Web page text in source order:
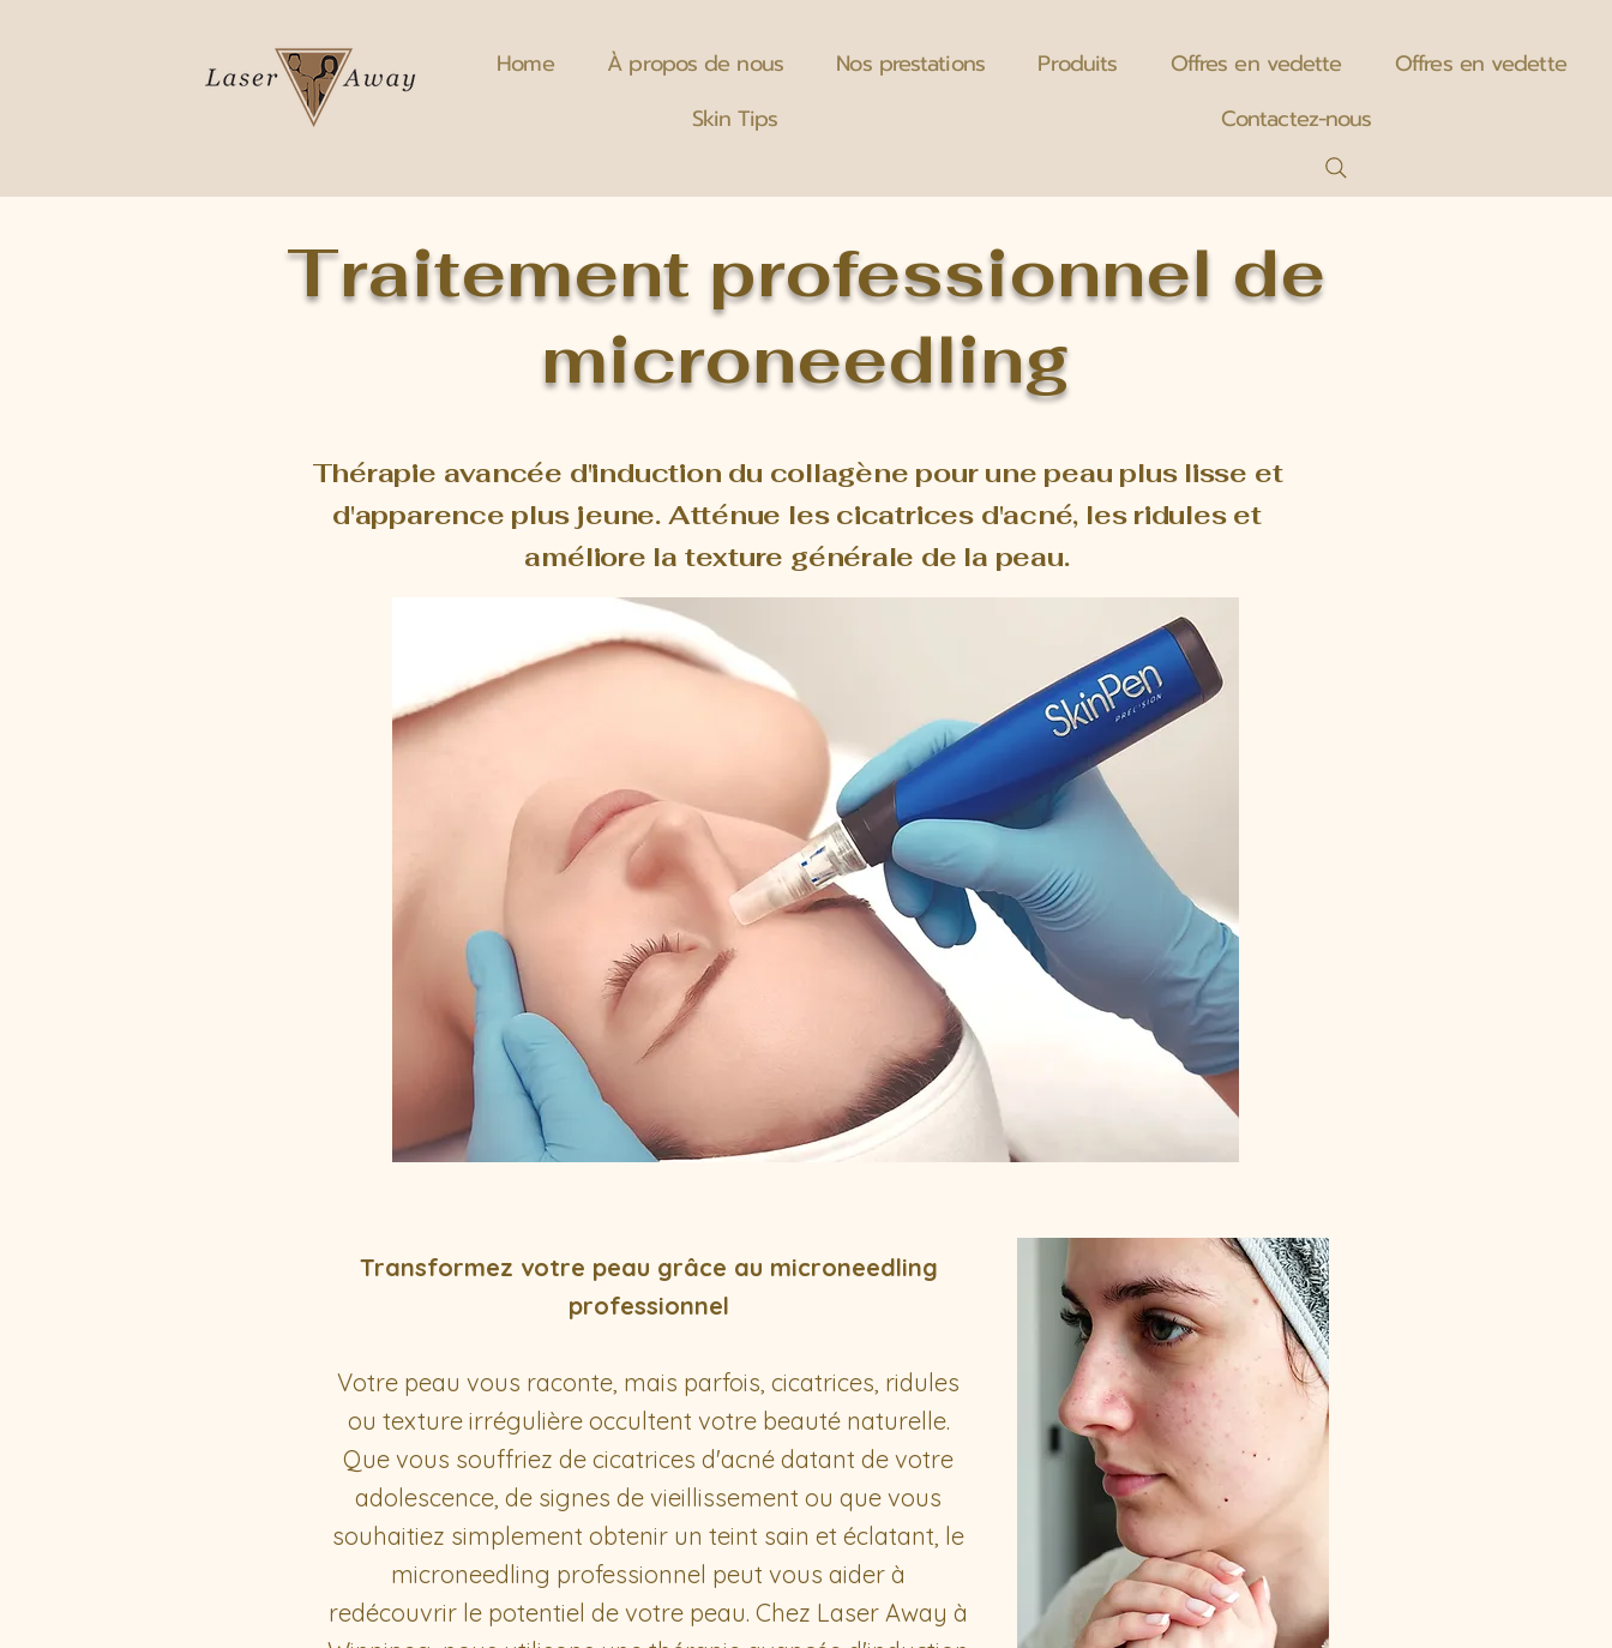
Home À propos de nous Nos prestations Produits Offres en vedette
Offres en vedette
Skin Tips
Contactez-nous
Traitement professionnel de
microneedling
Thérapie avancée d'induction du collagène pour une peau plus lisse et
d'apparence plus jeune. Atténue les cicatrices d'acné, les ridules et
améliore la texture générale de la peau.
Transformez votre peau grâce au microneedling
professionnel
Votre peau vous raconte, mais parfois, cicatrices, ridules
ou texture irrégulière occultent votre beauté naturelle.
Que vous souffriez de cicatrices d'acné datant de votre
adolescence, de signes de vieillissement ou que vous
souhaitiez simplement obtenir un teint sain et éclatant, le
microneedling professionnel peut vous aider à
redécouvrir le potentiel de votre peau. Chez Laser Away à